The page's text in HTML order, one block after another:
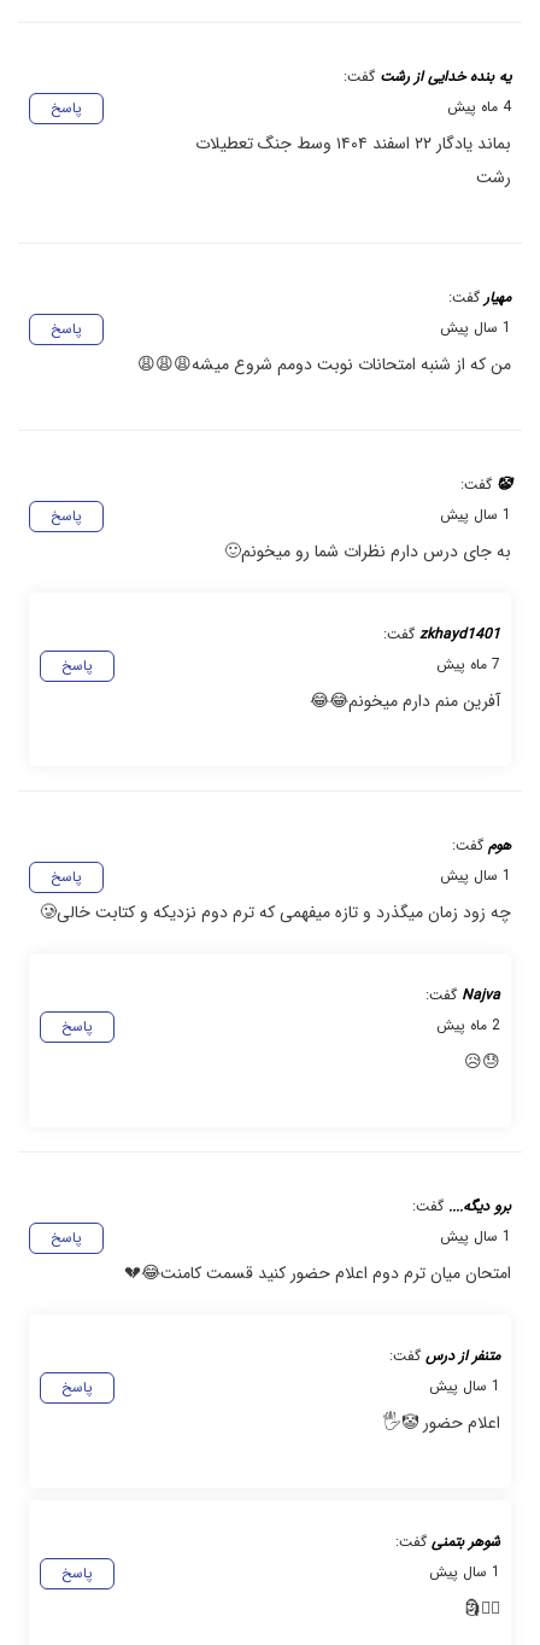
یه بنده خدایی از رشت گفت:
پاسخ
4 ماه پیش
بماند یادگار ۲۲ اسفند ۱۴۰۴ وسط جنگ تعطیلات
رشت
مهیار گفت:
پاسخ
1 سال پیش
من که از شنبه امتحانات نوبت دومم شروع میشه😩😩😩
🤡 گفت:
پاسخ
1 سال پیش
به جای درس دارم نظرات شما رو میخونم🙂
zkhayd1401 گفت:
پاسخ
7 ماه پیش
آفرین منم دارم میخونم😂😂
هوم گفت:
پاسخ
1 سال پیش
چه زود زمان میگذرد و تازه میفهمی که ترم دوم نزدیکه و کتابت خالی🥲
Najva گفت:
پاسخ
2 ماه پیش
😓😥
برو دیگه.... گفت:
پاسخ
1 سال پیش
امتحان میان ترم دوم اعلام حضور کنید قسمت کامنت😂💔
متنفر از درس گفت:
پاسخ
1 سال پیش
اعلام حضور 🤡🖐
شوهر بتمنی گفت:
پاسخ
1 سال پیش
🙋‍♂️🗿